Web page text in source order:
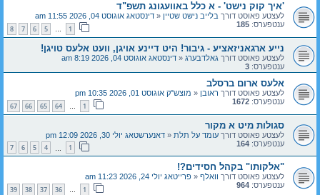
'איך קוק נישט' - א כלל באוועגונג תשפ"ד
לעצטע פאוסט דורך בלייב נישט שטיין « דינסטאג אוגוסט 04, 2026 11:55 am
ענטפערס: 185
1
…
5
6
7
8
נייע ארגאניזאציע - גיבור! היט דיינע אויגן, וועט אלעס טויגן!
לעצטע פאוסט דורך גאלדבערג « דינסטאג אוגוסט 04, 2026 8:19 am
ענטפערס: 3
אלעס ארום ברסלב
לעצטע פאוסט דורך ראובן « מוצש"ק אוגוסט 01, 2026 10:35 pm
ענטפערס: 1672
1
…
64
65
66
67
סגולות מיט א מקור
לעצטע פאוסט דורך עומד על תלת « דאנערשטאג יולי 30, 2026 12:09 pm
ענטפערס: 164
1
4
5
6
7
"אלקותו" בקהל חסידים?!
לעצטע פאוסט דורך וואלף « פרייטאג יולי 24, 2026 11:23 am
ענטפערס: 964
1
…
36
37
38
39